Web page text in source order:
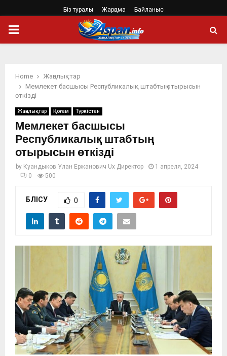
Біз туралы Жарңама Байланыс
PRIMARY
Home
Жаңалықтар
Мемлекет басшысы Республикалық штабтың отырысын
өткізді
Жаңалықтар Қоғам Түркістан
Мемлекет басшысы
Республикалық штабтың
отырысын өткізді
by Куандыков Улан Ержанович Ux Директор
1 апреля, 2024
0
500
БӨЛІСУ 0